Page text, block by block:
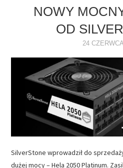
NOWY
OD
24
SilverStone wprowadził do
dużej mocy – Hela 2050 Platinum.